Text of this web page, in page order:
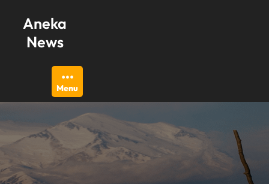
content
Aneka
News
Menu